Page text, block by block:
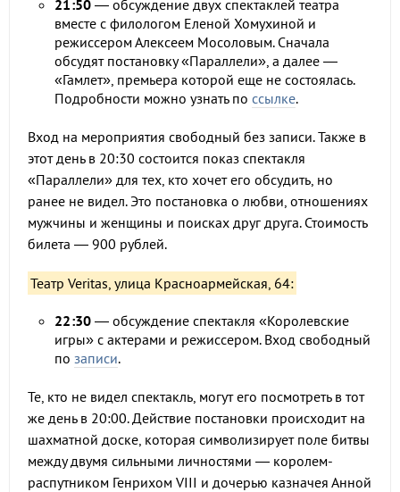
21:50 — обсуждение двух спектаклей театра
вместе с филологом Еленой Хомухиной и
режиссером Алексеем Мосоловым. Сначала
обсудят постановку «Параллели», а далее —
«Гамлет», премьера которой еще не состоялась.
Подробности можно узнать по ссылке.
Вход на мероприятия свободный без записи. Также в
этот день в 20:30 состоится показ спектакля
«Параллели» для тех, кто хочет его обсудить, но
ранее не видел. Это постановка о любви, отношениях
мужчины и женщины и поисках друг друга. Стоимость
билета — 900 рублей.
Театр Veritas, улица Красноармейская, 64:
22:30 — обсуждение спектакля «Королевские
игры» с актерами и режиссером. Вход свободный
по записи.
Те, кто не видел спектакль, могут его посмотреть в тот
же день в 20:00. Действие постановки происходит на
шахматной доске, которая символизирует поле битвы
между двумя сильными личностями — королем-
распутником Генрихом VIII и дочерью казначея Анной